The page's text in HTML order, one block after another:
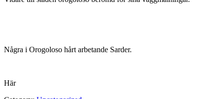
Några i Orogoloso hårt arbetande Sarder.
Här